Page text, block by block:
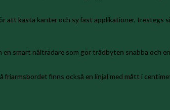
att kasta kanter och sy fast applikationer, trestegs
smart nålträdare som gör trådbyten snabba och
finns också en linjal med mått i